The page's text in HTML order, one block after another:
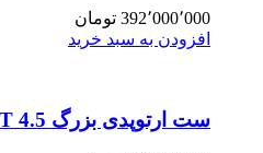
392٬000٬000 تومان
افزودن به سبد خرید
ست ارتوپدی بزرگ 4.5 LARGE FRAGMENT